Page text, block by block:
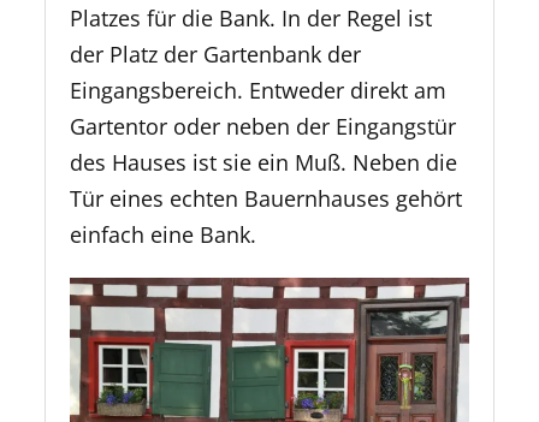
Platzes für die Bank. In der Regel ist
der Platz der Gartenbank der
Eingangsbereich. Entweder direkt am
Gartentor oder neben der Eingangstür
des Hauses ist sie ein Muß. Neben die
Tür eines echten Bauernhauses gehört
einfach eine Bank.